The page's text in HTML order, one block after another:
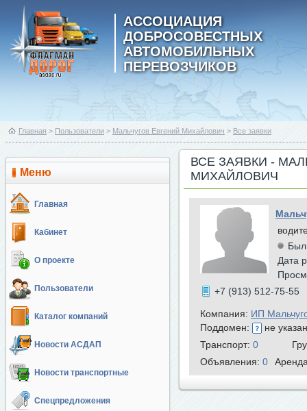
АССОЦИАЦИЯ
ДОБРОСОВЕСТНЫХ
АВТОМОБИЛЬНЫХ
ПЕРЕВОЗЧИКОВ
Главная > Пользователи > Мальчугов Евгений Михайлович > Все заявки
Меню
Главная
Кабинет
О проекте
Пользователи
Каталог компаний
Новости АСДАП
Новости транспортные
Спецпредложения
ВСЕ ЗАЯВКИ -
МИХАЙЛОВИЧ
Был
Дата
+7 (913) 512-75-55
Компания: ИП
Поддомен:
не
Транспорт: 0
Объявления: 0